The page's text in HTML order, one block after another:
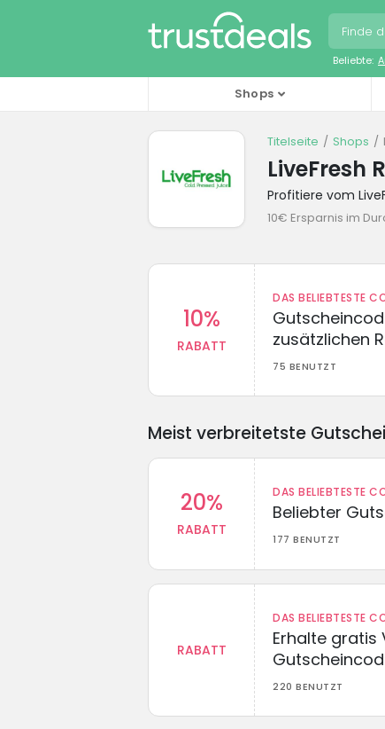
Beliebte:
Shops
Titelseite Shops
LiveFresh
Profitiere vom
10€ Ersparnis im
10%
RABATT
DAS BELIEBTESTE
zusätzlichen
75 BENUTZT
Meist verbreitetste
20%
RABATT
DAS BELIEBTESTE
Beliebter
177 BENUTZT
RABATT
DAS BELIEBTESTE
Erhalte gratis
220 BENUTZT